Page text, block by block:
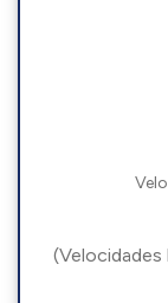
(Velocidades